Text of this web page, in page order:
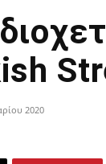
2020